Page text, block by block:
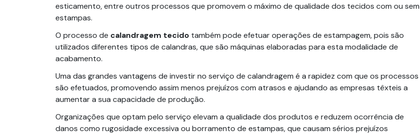
esticamento, entre outros processos que promovem o máximo de qualidade dos tecidos com ou sem
estampas.
O processo de calandragem tecido também pode efetuar operações de estampagem, pois são
utilizados diferentes tipos de calandras, que são máquinas elaboradas para esta modalidade de
acabamento.
Uma das grandes vantagens de investir no serviço de calandragem é a rapidez com que os processos
são efetuados, promovendo assim menos prejuízos com atrasos e ajudando as empresas têxteis a
aumentar a sua capacidade de produção.
Organizações que optam pelo serviço elevam a qualidade dos produtos e reduzem ocorrência de
danos como rugosidade excessiva ou borramento de estampas, que causam sérios prejuízos